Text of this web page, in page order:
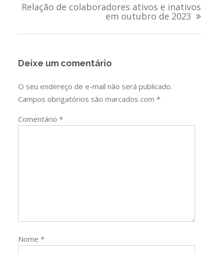
Post
Relação de colaboradores ativos e inativos
em outubro de 2023
Deixe um comentário
O seu endereço de e-mail não será publicado.
Campos obrigatórios são marcados com*
Comentário*
Nome*